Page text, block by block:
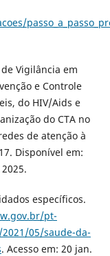
Vigilância em
e Controle
do HIV/Aids e
do CTA no
de atenção à
Disponível em:
específicos.
pt-
05/saude-da-
. Acesso em: 20 jan.